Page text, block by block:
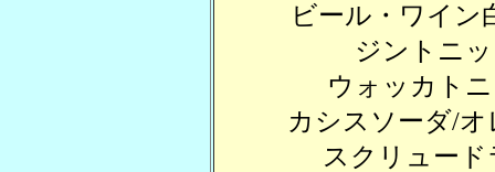
ビール・ワイン
ジントニ
ウォッカト
カシスソーダ/
スクリュー